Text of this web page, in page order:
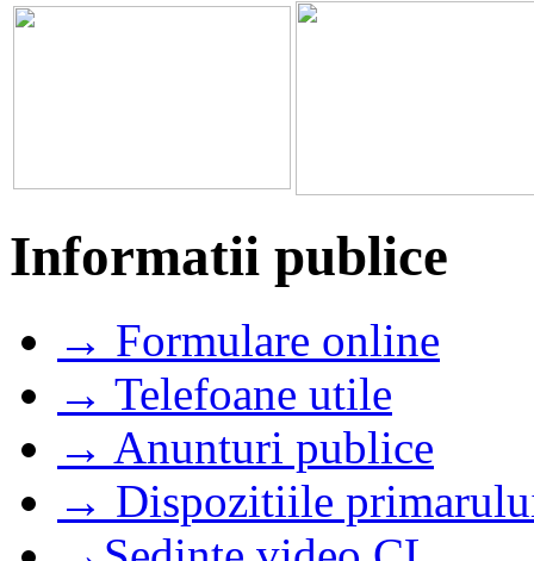
Informatii publice
→ Formulare online
→ Telefoane utile
→ Anunturi publice
→ Dispozitiile